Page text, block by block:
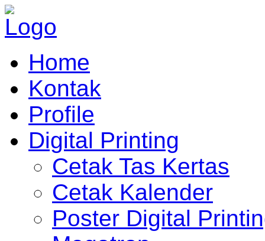
Home
Kontak
Profile
Digital Printing
Cetak Tas Kertas
Cetak Kalender
Poster Digital